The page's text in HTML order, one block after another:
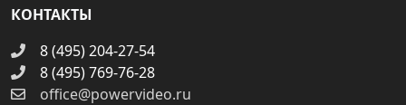
КОНТАКТЫ
8 (495) 204-27-54
8 (495) 769-76-28
office@powervideo.ru